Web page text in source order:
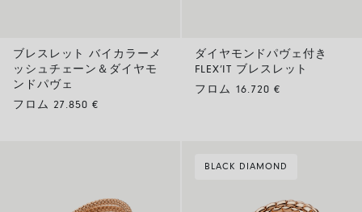
ブレスレット バイカラーメ
ッシュチェーン＆ダイヤモ
ンドパヴェ
フロム 27.850 €
ダイヤモンドパヴェ付き
FLEX’IT ブレスレット
フロム 16.720 €
BLACK DIAMOND